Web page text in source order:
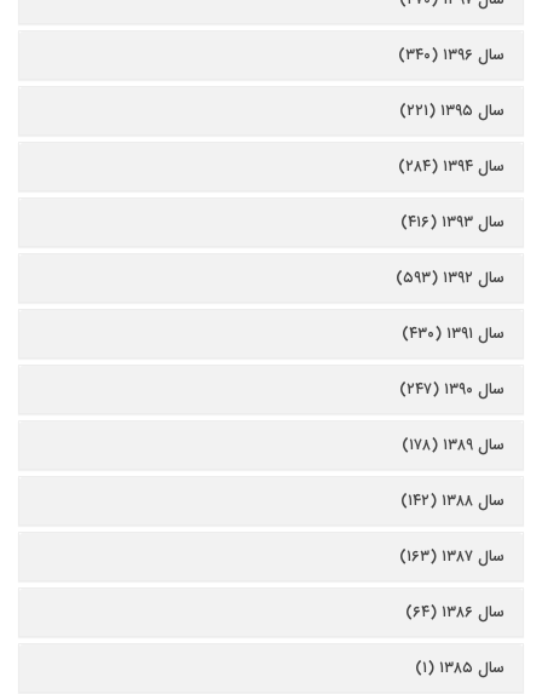
سال ۱۳۹۶ (۳۴۰)
سال ۱۳۹۵ (۲۲۱)
سال ۱۳۹۴ (۲۸۴)
سال ۱۳۹۳ (۴۱۶)
سال ۱۳۹۲ (۵۹۳)
سال ۱۳۹۱ (۴۳۰)
سال ۱۳۹۰ (۲۴۷)
سال ۱۳۸۹ (۱۷۸)
سال ۱۳۸۸ (۱۴۲)
سال ۱۳۸۷ (۱۶۳)
سال ۱۳۸۶ (۶۴)
سال ۱۳۸۵ (۱)